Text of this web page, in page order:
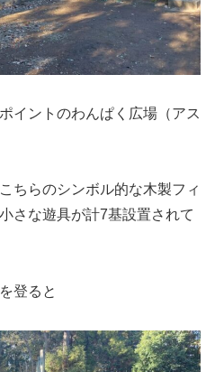
イントのわんぱく広場（アス
ちらのシンボル的な木製フィ
さな遊具が計7基設置されて
登ると